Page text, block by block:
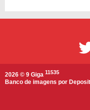
2026 © 9 Giga 11535
Banco de imagens por